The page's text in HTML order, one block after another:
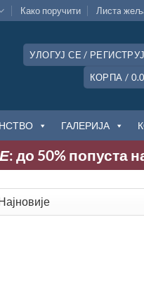
Како поручити Листa
УЛОГУЈ СЕ /
КОРПА /
ГАЛЕРИЈА
50% попуста на